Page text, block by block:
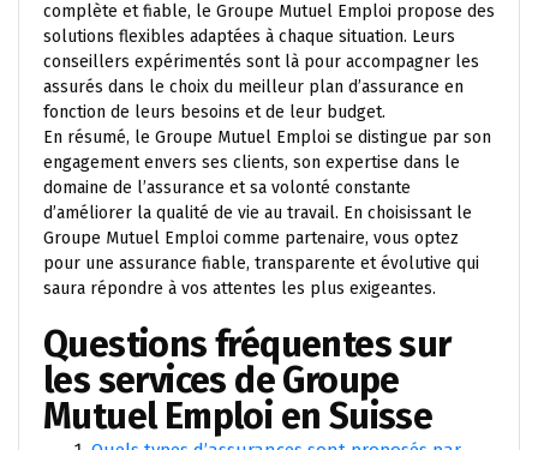
complète et fiable, le Groupe Mutuel Emploi propose des
solutions flexibles adaptées à chaque situation. Leurs
conseillers expérimentés sont là pour accompagner les
assurés dans le choix du meilleur plan d’assurance en
fonction de leurs besoins et de leur budget.
En résumé, le Groupe Mutuel Emploi se distingue par son
engagement envers ses clients, son expertise dans le
domaine de l’assurance et sa volonté constante
d’améliorer la qualité de vie au travail. En choisissant le
Groupe Mutuel Emploi comme partenaire, vous optez
pour une assurance fiable, transparente et évolutive qui
saura répondre à vos attentes les plus exigeantes.
Questions fréquentes sur
les services de Groupe
Mutuel Emploi en Suisse